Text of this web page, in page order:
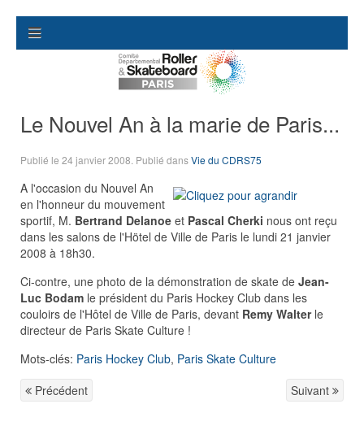
Le Nouvel An à la marie de Paris...
Publié le 24 janvier 2008 . Publié dansVie du CDRS75
A l'occasion du Nouvel An
en l'honneur du mouvement
sportif, M. Bertrand Delanoe et Pascal Cherki nous ont reçu
dans les salons de l'Hötel de Ville de Paris le lundi 21 janvier
2008 à 18h30.
Ci-contre, une photo de la démonstration de skate de Jean-
Luc Bodam le président du Paris Hockey Club dans les
couloirs de l'Hôtel de Ville de Paris, devant Remy Walterle
directeur de Paris Skate Culture !
Mots-clés: Paris Hockey Club, Paris Skate Culture
Précédent
Suivant